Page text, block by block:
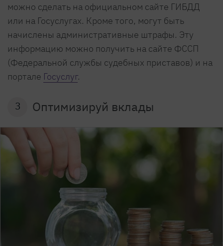
можно сделать на официальном сайте ГИБДД
или на Госуслугах. Кроме того, могут быть
начислены административные штрафы. Эту
информацию можно получить на сайте ФССП
(Федеральной службы судебных приставов) и на
портале Госуслуг.
3 Оптимизируй вклады